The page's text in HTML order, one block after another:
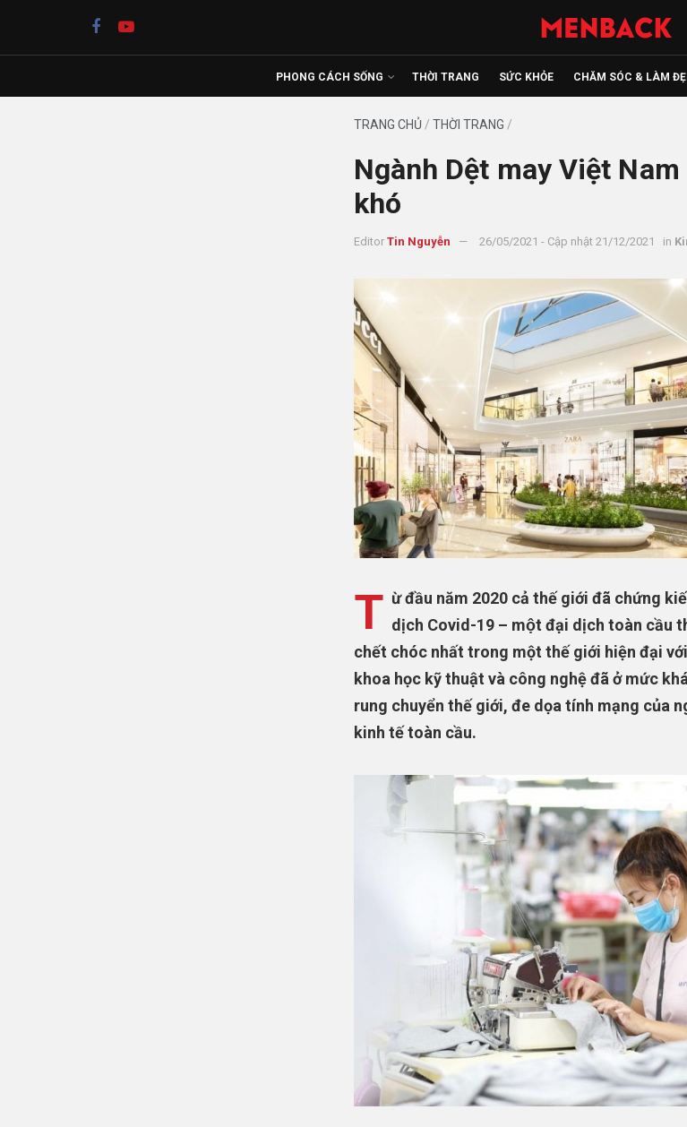
PHONG CÁCH SỐNG THỜI TRANG SỨC KHỎE CHĂM SÓC & LÀM
TRANG CHỦ/ THỜI TRANG /
Ngành Dệt may Việt
khó
Editor Tin Nguyễn 26/05/2021 - Cập nhật 21/12/2021 in
T ừ đầu năm 2020 cả thế giới đã chứng
dịch Covid-19 – một đại dịch toàn cầu
chết chóc nhất trong một thế giới hiện đại
khoa học kỹ thuật và công nghệ đã ở mức
rung chuyển thế giới, đe dọa tính mạng của
kinh tế toàn cầu.